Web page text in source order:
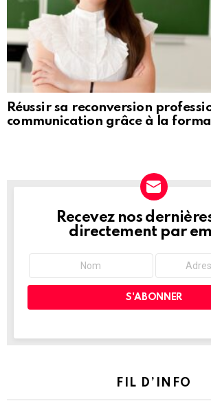
Réussir sa reconversion
communication grâce à la
NEWSLETTER
Recevez nos
directement par
FIL D’INFO